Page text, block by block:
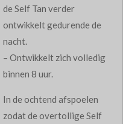
de Self Tan verder
ontwikkelt gedurende de
nacht.
– Ontwikkelt zich volledig
binnen 8 uur.
In de ochtend afspoelen
zodat de overtollige Self